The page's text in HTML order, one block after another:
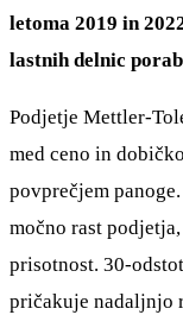
letoma 2019 in
lastnih delnic
Podjetje Mettler-
med ceno in
povprečjem
močno rast
prisotnost. 30-
pričakuje nadaljnjo